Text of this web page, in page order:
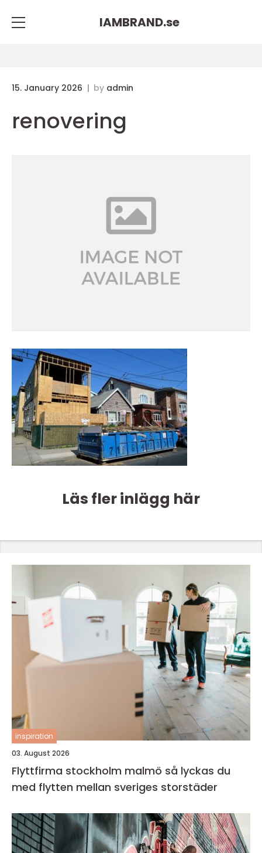
IAMBRAND.se
15. January 2026 by admin
renovering
Läs fler inlägg här
inspiration
03. August 2026
Flyttfirma stockholm malmö så lyckas du
med flytten mellan sveriges storstäder